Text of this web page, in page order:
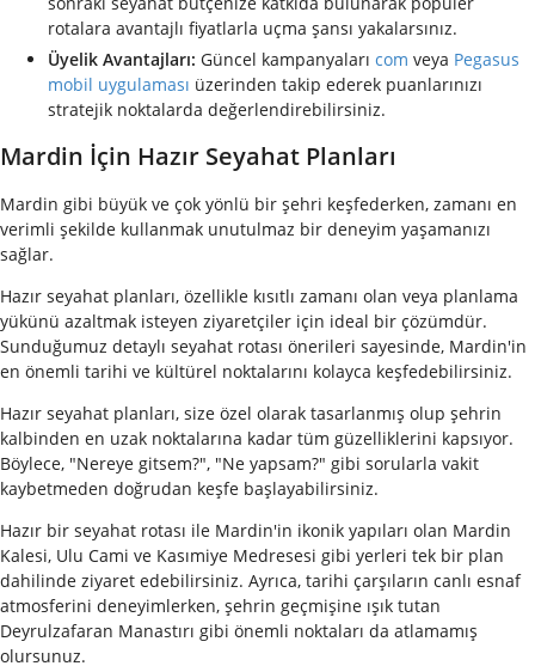
rotalara avantajlı fiyatlarla uçma şansı yakalarsınız.
Üyelik Avantajları: Güncel kampanyaları com veya Pegasus
mobil uygulaması üzerinden takip ederek puanlarınızı
stratejik noktalarda değerlendirebilirsiniz.
Mardin İçin Hazır Seyahat Planları
Mardin gibi büyük ve çok yönlü bir şehri keşfederken, zamanı en
verimli şekilde kullanmak unutulmaz bir deneyim yaşamanızı
sağlar.
Hazır seyahat planları, özellikle kısıtlı zamanı olan veya planlama
yükünü azaltmak isteyen ziyaretçiler için ideal bir çözümdür.
Sunduğumuz detaylı seyahat rotası önerileri sayesinde, Mardin'in
en önemli tarihi ve kültürel noktalarını kolayca keşfedebilirsiniz.
Hazır seyahat planları, size özel olarak tasarlanmış olup şehrin
kalbinden en uzak noktalarına kadar tüm güzelliklerini kapsıyor.
Böylece, "Nereye gitsem?", "Ne yapsam?" gibi sorularla vakit
kaybetmeden doğrudan keşfe başlayabilirsiniz.
Hazır bir seyahat rotası ile Mardin'in ikonik yapıları olan Mardin
Kalesi, Ulu Cami ve Kasımiye Medresesi gibi yerleri tek bir plan
dahilinde ziyaret edebilirsiniz. Ayrıca, tarihi çarşıların canlı esnaf
atmosferini deneyimlerken, şehrin geçmişine ışık tutan
Deyrulzafaran Manastırı gibi önemli noktaları da atlamamış
olursunuz.